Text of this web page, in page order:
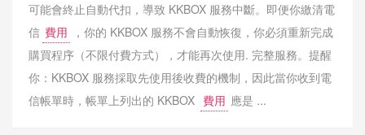
可能會終止自動代扣，導致 KKBOX 服務中斷。即便你繳清電
信 費用
，你的 KKBOX 服務不會自動恢復，你必須重新完成
購買程序（不限付費方式），才能再次使用. 完整服務。提醒
你：KKBOX 服務採取先使用後收費的機制，因此當你收到電
信帳單時，帳單上列出的 KKBOX 費用 應是 ...